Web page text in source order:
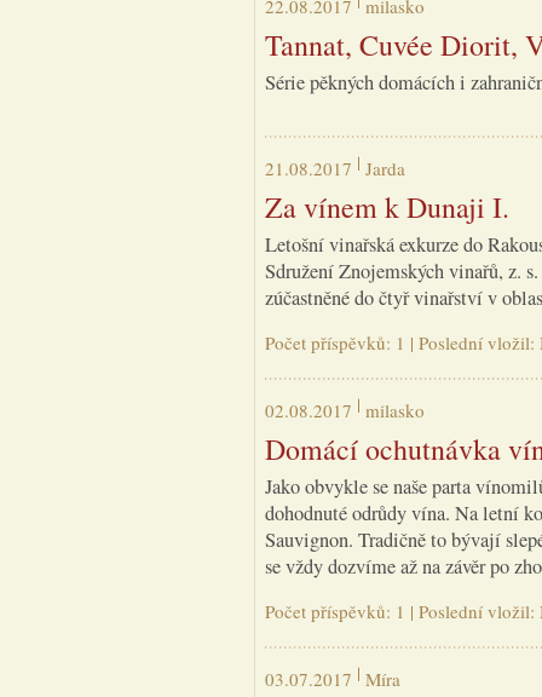
22.08.2017 milasko
Tannat, Cuvée Diorit,
Série pěkných domácích i
21.08.2017 Jarda
Za vínem k Dunaji I.
Letošní vinařská exkurze do
Sdružení Znojemských vinařů, z.
zúčastněné do čtyř vinařství v
Počet příspěvků: 1 | Poslední
02.08.2017 milasko
Domácí ochutnávka
Jako obvykle se naše parta
dohodnuté odrůdy vína. Na letní
Sauvignon. Tradičně to bývají
se vždy dozvíme až na závěr po
Počet příspěvků: 1 | Poslední
03.07.2017 Míra